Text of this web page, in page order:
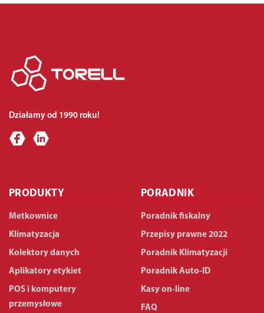
Działamy od 1990 roku!
PRODUKTY
Metkownice
Klimatyzacja
Kolektory danych
Aplikatory etykiet
POS i komputery
przemysłowe
PORADNIK
Poradnik fiskalny
Przepisy prawne 2022
Poradnik Klimatyzacji
Poradnik Auto-ID
Kasy on-line
FAQ